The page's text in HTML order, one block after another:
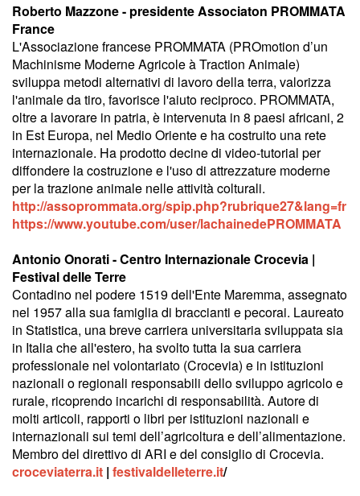
Roberto Mazzone - presidente Associaton PROMMATA
France
L'Associazione francese PROMMATA (PROmotion d’un
Machinisme Moderne Agricole à Traction Animale)
sviluppa metodi alternativi di lavoro della terra, valorizza
l'animale da tiro, favorisce l'aiuto reciproco. PROMMATA,
oltre a lavorare in patria, è intervenuta in 8 paesi africani, 2
in Est Europa, nel Medio Oriente e ha costruito una rete
internazionale. Ha prodotto decine di video-tutorial per
diffondere la costruzione e l'uso di attrezzature moderne
per la trazione animale nelle attività colturali.
http://assoprommata.org/spip.php?rubrique27&lang=fr
https://www.youtube.com/user/lachainedePROMMATA
Antonio Onorati - Centro Internazionale Crocevia |
Festival delle Terre
Contadino nel podere 1519 dell'Ente Maremma, assegnato
nel 1957 alla sua famiglia di braccianti e pecorai. Laureato
in Statistica, una breve carriera universitaria sviluppata sia
in Italia che all'estero, ha svolto tutta la sua carriera
professionale nel volontariato (Crocevia) e in istituzioni
nazionali o regionali responsabili dello sviluppo agricolo e
rurale, ricoprendo incarichi di responsabilità. Autore di
molti articoli, rapporti o libri per istituzioni nazionali e
internazionali sui temi dell’agricoltura e dell’alimentazione.
Membro del direttivo di ARI e del consiglio di Crocevia.
croceviaterra.it | festivaldelleterre.it/